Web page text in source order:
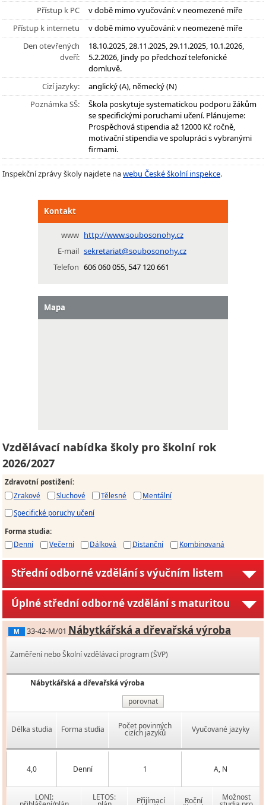
Přístup k PC
v době mimo vyučování: v neomezené míře
Přístup k internetu
v době mimo vyučování: v neomezené míře
Den otevřených
dveří:
18.10.2025, 28.11.2025, 29.11.2025, 10.1.2026,
5.2.2026, Jindy po předchozí telefonické
domluvě.
Cizí jazyky:
anglický (A), německý (N)
Poznámka SŠ:
Škola poskytuje systematickou podporu žákům
se specifickými poruchami učení. Plánujeme:
Prospěchová stipendia až 12000 Kč ročně,
motivační stipendia ve spolupráci s vybranými
firmami.
Inspekční zprávy školy najdete nawebu České školní inspekce.
Kontakt
www http://www.soubosonohy.cz
E-mail sekretariat@soubosonohy.cz
Telefon 606 060 055, 547 120 661
Mapa
Vzdělávací nabídka školy pro školní rok
2026/2027
Zdravotní postižení:
Zrakové
Sluchové Tělesné
Mentální
Specifické poruchy učení
Forma studia:
Denní
Večerní Dálková Distanční Kombinovaná
Střední odborné vzdělání s výučním listem
Úplné střední odborné vzdělání s maturitou
M 33-42-M/01 Nábytkářská a dřevařská výroba
Zaměření nebo Školní vzdělávací program (ŠVP)
Nábytkářská a dřevařská výroba
porovnat
Délka studia Forma studia Počet povinných
cizích jazyků Vyučované jazyky
4,0 Denní 1 A, N
LONI: LETOS: Přijímací Roční Možnost